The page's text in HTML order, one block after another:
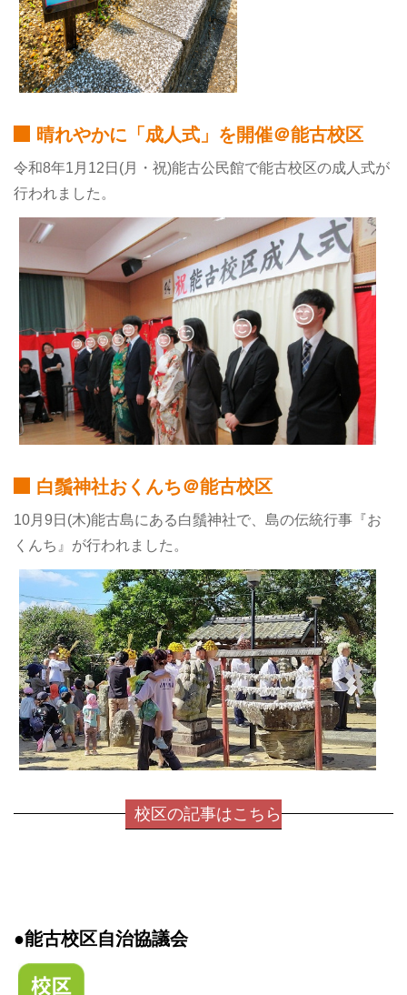
晴れやかに「成人式」を開催＠能古校区
令和8年1月12日(月・祝)能古公民館で能古校区の成人式が
行われました。
白鬚神社おくんち＠能古校区
10月9日(木)能古島にある白鬚神社で、島の伝統行事『お
くんち』が行われました。
校区の記事はこちら
●能古校区自治協議会